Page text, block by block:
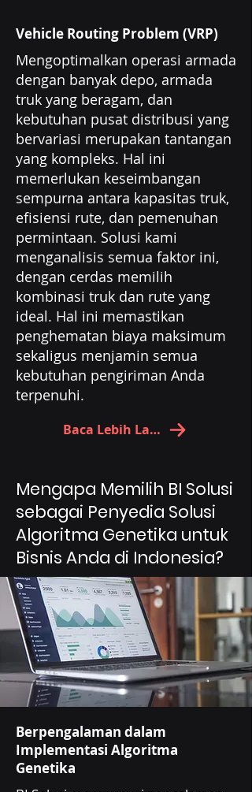
Vehicle Routing Problem (VRP)
Mengoptimalkan operasi armada
dengan banyak depo, armada
truk yang beragam, dan
kebutuhan pusat distribusi yang
bervariasi merupakan tantangan
yang kompleks. Hal ini
memerlukan keseimbangan
sempurna antara kapasitas truk,
efisiensi rute, dan pemenuhan
permintaan. Solusi kami
menganalisis semua faktor ini,
dengan cerdas memilih
kombinasi truk dan rute yang
ideal. Hal ini memastikan
penghematan biaya maksimum
sekaligus menjamin semua
kebutuhan pengiriman Anda
terpenuhi.
Baca Lebih Lanjut
Mengapa Memilih BI Solusi
sebagai Penyedia Solusi
Algoritma Genetika untuk
Bisnis Anda di Indonesia?
Berpengalaman dalam
Implementasi Algoritma
Genetika